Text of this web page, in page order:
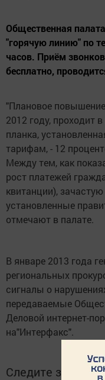
Общественная
"горячую линию" по
часов. Приём
бесплатно,
"Плановое
2012 году, проходит
планка,
тарифам, - 12
Между тем, как
рост платежей
квитанции),
установленные
отмечают в палате.
В январе 2013 года
региональных
сигналы о
передаваемые
Деловой интернет-
на"Интерфакс".
Следите за